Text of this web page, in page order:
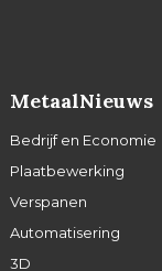
MetaalNieuws
Bedrijf en Economie
Plaatbewerking
Verspanen
Automatisering
3D